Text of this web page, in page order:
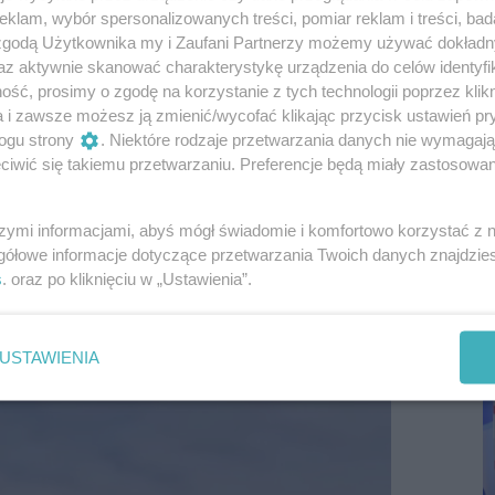
wyzwaniami wizerunkowymi mierzyło się w
długofalowego odpływu ruchu
faktach. Spokojnie i cierpliwie koić obawy
bo swoją ofertę buduje w otoczeniu
wybór spersonalizowanych treści, pomiar reklam i treści,
Użytkownika my i Zaufani Partnerzy możemy używać
aktywnie skanować charakterystykę urządzenia do celów
prosimy o zgodę na korzystanie z tych technologii poprzez
i zawsze możesz ją zmienić/wycofać klikając przycisk ustawień
strony
. Niektóre rodzaje przetwarzania danych nie
się takiemu przetwarzaniu. Preferencje będą miały
informacjami, abyś mógł świadomie i komfortowo korzystać z
informacje dotyczące przetwarzania Twoich danych
. oraz po kliknięciu w „Ustawienia”.
USTAWIENIA